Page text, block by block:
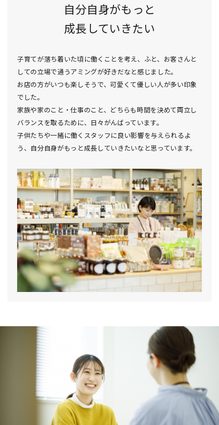
自分自身がもっと
成長していきたい
子育てが落ち着いた頃に働くことを考え、ふと、お客さんと
しての立場で通うアミングが好きだなと感じました。
お店の方がいつも楽しそうで、可愛くて優しい人が多い印象
でした。
家族や家のこと・仕事のこと、どちらも時間を決めて両立し
バランスを取るために、日々がんばっています。
子供たちや一緒に働くスタッフに良い影響を与えられるよ
う、自分自身がもっと成長していきたいなと思っています。